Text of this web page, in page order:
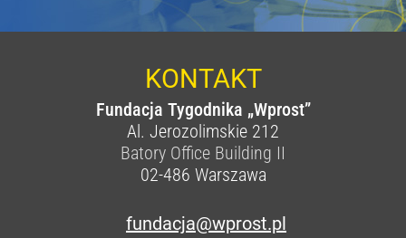
KONTAKT
Fundacja Tygodnika „Wprost”
Al. Jerozolimskie 212
Batory Office Building II
02-486 Warszawa
fundacja@wprost.pl